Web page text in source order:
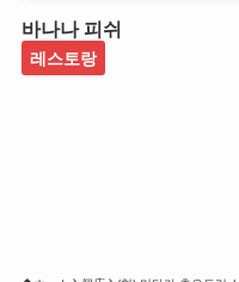
바나나 피쉬
레스토랑